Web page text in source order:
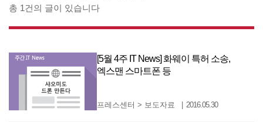
총 1건의 글이 있습니다
[5월 4주 IT News] 화웨이 특허 소송,
엑스맨 스마트폰 등
프레스센터 > 보도자료 2016.05.30